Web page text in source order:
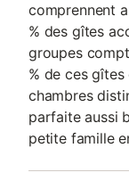
comprennent
% des gîtes
groupes
% de ces
chambres
parfaite aussi
petite famille